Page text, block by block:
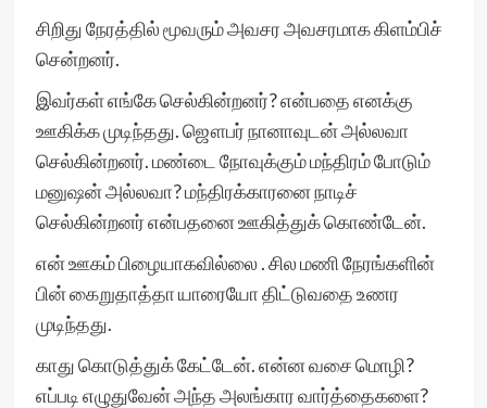
சிறிது நேரத்தில் மூவரும் அவசர அவசரமாக கிளம்பிச்
சென்றனர்.
இவர்கள் எங்கே செல்கின்றனர்? என்பதை எனக்கு
ஊகிக்க முடிந்தது. ஜௌபர் நானாவுடன் அல்லவா
செல்கின்றனர். மண்டை நோவுக்கும் மந்திரம் போடும்
மனுஷன் அல்லவா? மந்திரக்காரனை நாடிச்
செல்கின்றனர் என்பதனை ஊகித்துக் கொண்டேன்.
என் ஊகம் பிழையாகவில்லை . சில மணி நேரங்களின்
பின் கைறுதாத்தா யாரையோ திட்டுவதை உணர
முடிந்தது.
காது கொடுத்துக் கேட்டேன். என்ன வசை மொழி?
எப்படி எழுதுவேன் அந்த அலங்கார வார்த்தைகளை?